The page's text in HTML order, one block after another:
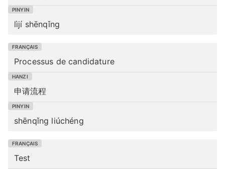
lìjí shēnqǐng
Processus de candidature
申请流程
shēnqǐng liúchéng
Test